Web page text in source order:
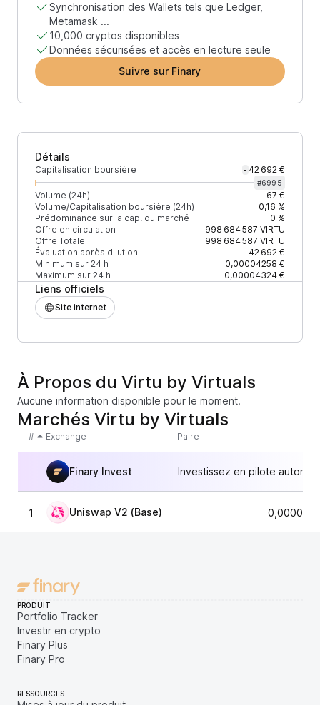
Synchronisation des Wallets tels que Ledger,
Metamask ...
10,000 cryptos disponibles
Données sécurisées et accès en lecture seule
Suivre sur Finary
Détails
Capitalisation boursière - 42 692 €
#6995
Volume (24h)
67 €
Volume/Capitalisation boursière (24h)
0,16 %
Prédominance sur la cap. du marché
0 %
Offre en circulation
998 684 587 VIRTU
Offre Totale
998 684 587 VIRTU
Évaluation après dilution
42 692 €
Minimum sur 24 h
0,00004258 €
Maximum sur 24 h
0,00004324 €
Liens officiels
Site internet
À Propos du Virtu by Virtuals
Aucune information disponible pour le moment.
Marchés Virtu by Virtuals
# Exchange Paire
Finary Invest Investissez en pilote
1 Uniswap V2 (Base)
PRODUIT
Portfolio Tracker
Investir en crypto
Finary Plus
Finary Pro
RESSOURCES